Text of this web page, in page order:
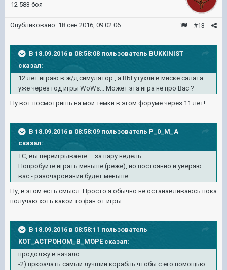
12 583 боя
#13
Опубликовано: 18 сен 2016, 09:02:06
В 18.09.2016 в 08:58:08 пользователь BUKKINIST
сказал:
12 лет играю в ж/д симулятор., а ВЫ утухли в миске салата
уже через год игры WoWs... Может эта игра не про Вас ?
Ну вот посмотришь на мои темки в этом форуме через 11 лет!
В 18.09.2016 в 08:58:09 пользователь P_0_M_A
сказал:
ТС, вы переигрываете ... за пару недель.
Попробуйте играть меньше (реже), но постоянно и уверяю
вас - разочарований будет меньше.
Ну, в этом есть смысл. Просто я обычно не останавливаюсь пока
получаю хоть какой то фан от игры.
В 18.09.2016 в 08:58:11 пользователь
KOT_ACTPOHOM_B_MOPE сказал:
продолжу в начало:
-2) пркоачать самый лучший корабль чтобы с его помощью